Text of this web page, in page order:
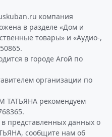
компания
в разделе «Дом и
товары» и «Аудио-,
в городе Агой по
организации по
рекомендуем
представленных данных о
сообщите нам об